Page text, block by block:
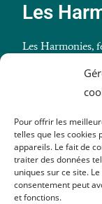
Pour offrir les
telles que les cookies
appareils. Le fait de
traiter des données
uniques sur ce site.
consentement peut
et fonctions.
Les
Les Harmonies,
Billetterie
Infos
La presse en